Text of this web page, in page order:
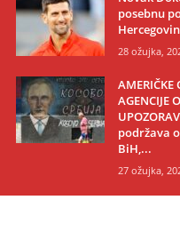
posebnu
28 ožujka,
AMERIČKE
AGENCIJE
podržava
BiH,...
27 ožujka,